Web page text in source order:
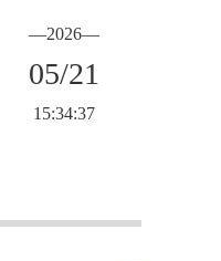
—2026—
05/21
15:34:37